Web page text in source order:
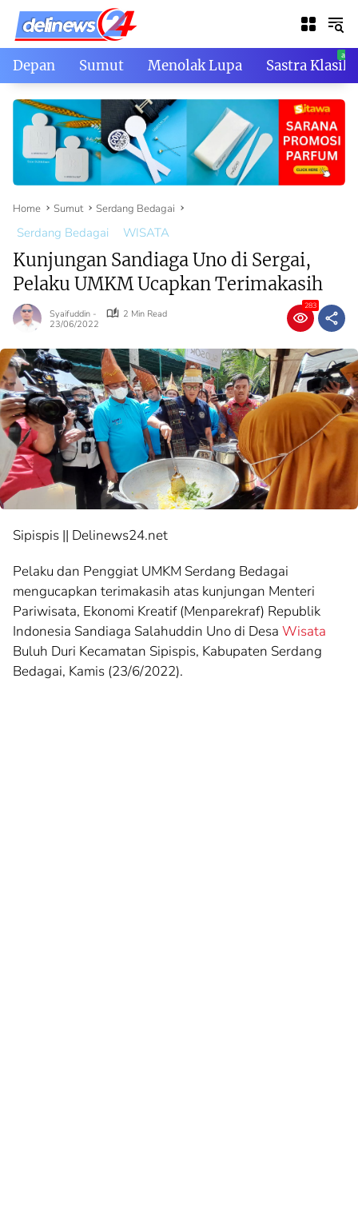
Skip
content
Depan Sumut Menolak Lupa Sastra Klasik
Home Sumut Serdang Bedagai
Serdang Bedagai WISATA
Kunjungan Sandiaga Uno di Sergai,
Pelaku UMKM Ucapkan Terimakasih
Syaifuddin -
2 Min Read
23/06/2022
283
Sipispis || Delinews24.net
Pelaku dan Penggiat UMKM Serdang Bedagai
mengucapkan terimakasih atas kunjungan Menteri
Pariwisata, Ekonomi Kreatif (Menparekraf) Republik
Indonesia Sandiaga Salahuddin Uno di Desa Wisata
Buluh Duri Kecamatan Sipispis, Kabupaten Serdang
Bedagai, Kamis (23/6/2022).